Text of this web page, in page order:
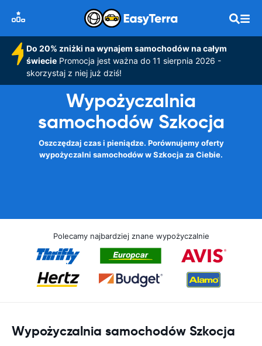
Do 20% zniżki na wynajem samochodów na całym
świeciePromocja jest ważna do 11 sierpnia 2026 -
skorzystaj z niej już dziś!
Wypożyczalnia
samochodów Szkocja
Oszczędzaj czas i pieniądze. Porównujemy oferty
wypożyczalni samochodów w Szkocja za Ciebie.
Polecamy najbardziej znane wypożyczalnie
Wypożyczalnia samochodów Szkocja